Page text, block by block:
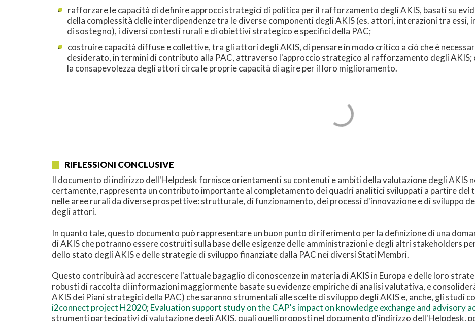
rafforzare le capacità di definire approcci strategici di politica per il rafforzamento degli AKIS, basati su
della complessità delle interdipendenze tra le diverse componenti degli AKIS (es. attori, interazioni tra
di sostegno), i diversi contesti rurali e di obiettivi strategico e specifici della PAC;
costruire capacità diffuse e collettive, tra gli attori degli AKIS, di pensare in modo critico a ciò che è
desiderato, in termini di contributo alla PAC, attraverso l'approccio strategico al rafforzamento degli
la consapevolezza degli attori circa le proprie capacità di agire per il loro miglioramento.
RIFLESSIONI CONCLUSIVE
Il documento di indirizzo dell'Helpdesk fornisce orientamenti su contenuti e ambiti della valutazione degli AKIS
certamente, rappresenta un contributo importante al completamento dei quadri analitici sviluppati a partire del
nelle aree rurali da diverse prospettive: strutturale, di funzionamento, dei processi d'innovazione e di sviluppo
degli attori.
In quanto tale, questo documento può rappresentare un buon punto di riferimento per la definizione di una
di AKIS che potranno essere costruiti sulla base delle esigenze delle amministrazioni e degli altri stakeholders
dello stato degli AKIS e delle strategie di sviluppo finanziate dalla PAC nei diversi Stati Membri.
Questo contribuirà ad accrescere l'attuale bagaglio di conoscenze in materia di AKIS in Europa e delle loro
robusti di raccolta di informazioni maggiormente basate su evidenze empiriche di analisi valutativa, e
AKIS dei Piani strategici della PAC) che saranno strumentali alle scelte di sviluppo degli AKIS e, anche, gli studi
i2connect project H2020; Evaluation support study on the CAP's impact on knowledge exchange and advisory
strumenti partecipativi di valutazione degli AKIS, quali quelli proposti nel documento d'indirizzo dell'Helpdesk,